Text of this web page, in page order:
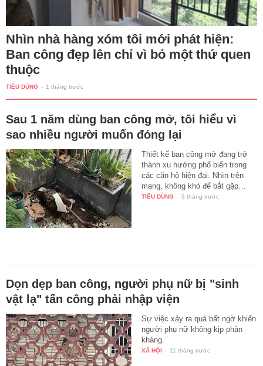
Nhìn nhà hàng xóm tôi mới phát hiện:
Ban công đẹp lên chỉ vì bỏ một thứ quen
thuộc
TIÊU DÙNG - 1 tháng trước
Sau 1 năm dùng ban công mở, tôi hiểu vì
sao nhiều người muốn đóng lại
Thiết kế ban công mở đang trở
thành xu hướng phổ biến trong
các căn hộ hiện đại. Nhìn trên
mạng, không khó để bắt gặp…
TIÊU DÙNG - 3 tháng trước
Dọn dẹp ban công, người phụ nữ bị "sinh
vật lạ" tấn công phải nhập viện
Sự việc xảy ra quá bất ngờ khiến
người phụ nữ không kịp phản
kháng.
XÃ HỘI - 11 tháng trước